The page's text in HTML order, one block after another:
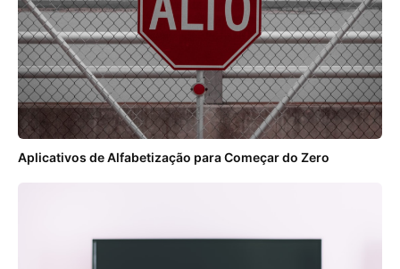
Aplicativos de Alfabetização para Começar do Zero